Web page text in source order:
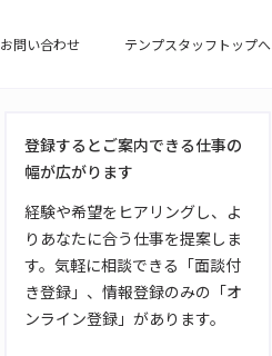
お問い合わせ テンプスタッフトップへ
登録するとご案内できる仕事の
幅が広がります
経験や希望をヒアリングし、よ
りあなたに合う仕事を提案しま
す。気軽に相談できる「面談付
き登録」、情報登録のみの「オ
ンライン登録」があります。